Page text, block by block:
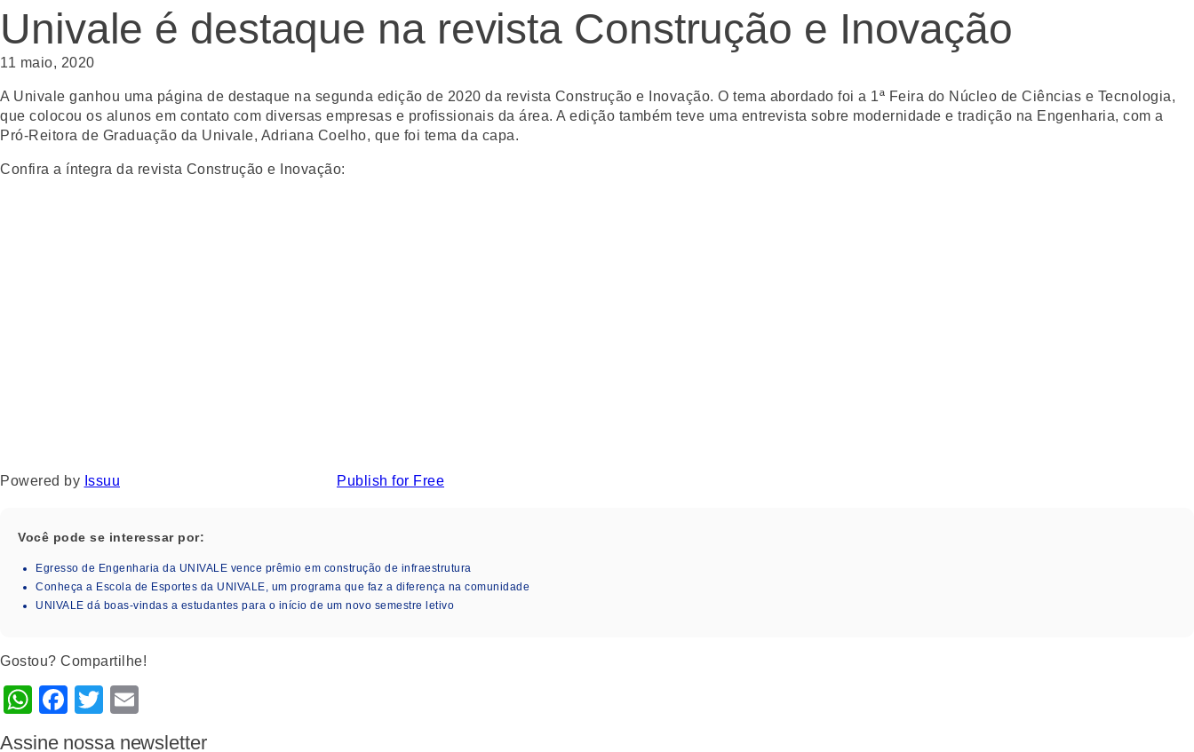
Univale é destaque na revista Construção e Inovação
11 maio, 2020
A Univale ganhou uma página de destaque na segunda edição de 2020 da revista Construção e Inovação. O tema abordado foi a 1ª Feira do Núcleo de Ciências e Tecnologia,
que colocou os alunos em contato com diversas empresas e profissionais da área. A edição também teve uma entrevista sobre modernidade e tradição na Engenharia, com a
Pró-Reitora de Graduação da Univale, Adriana Coelho, que foi tema da capa.
Confira a íntegra da revista Construção e Inovação:
Powered by Issuu Publish for Free
Você pode se interessar por:
Egresso de Engenharia da UNIVALE vence prêmio em construção de infraestrutura
Conheça a Escola de Esportes da UNIVALE, um programa que faz a diferença na comunidade
UNIVALE dá boas-vindas a estudantes para o início de um novo semestre letivo
Gostou? Compartilhe!
WhatsApp
Facebook
Twitter
Assine nossa newsletter